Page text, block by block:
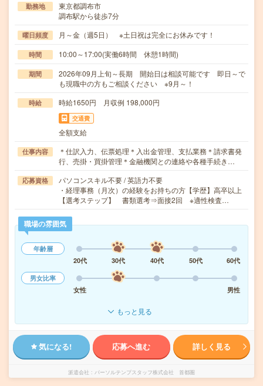
勤務地
東京都調布市
調布駅から徒歩7分
曜日頻度 月～金（週5日） ※土日祝は完全にお休みです！
時間 10:00～17:00(実働6時間 休憩1時間)
期間
2026年09月上旬～長期 開始日は相談可能です 即日～で
も現職中の方もご相談ください ※9月～！
時給 時給1650円 月収例 198,000円
交通費
全額支給
仕事内容
＊仕訳入力、伝票処理＊入出金管理、支払業務＊請求書発
行、売掛・買掛管理＊金融機関との連絡や各種手続き…
応募資格
パソコンスキル不要 / 英語力不要
・経理事務（月次）の経験をお持ちの方【学歴】高卒以上
【選考ステップ】 書類選考⇒面接2回 ※適性検査…
職場の雰囲気
年齢層
20代
30代 40代 50代
60代
男女比率
女性
男性
もっと見る
気になる! 応募へ進む 詳しく見る
派遣会社 パーソルテンプスタッフ株式会社 首都圏